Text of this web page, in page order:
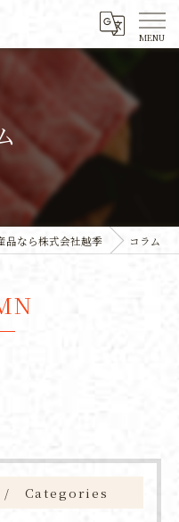
品なら株式会社越季 コラム
Categories